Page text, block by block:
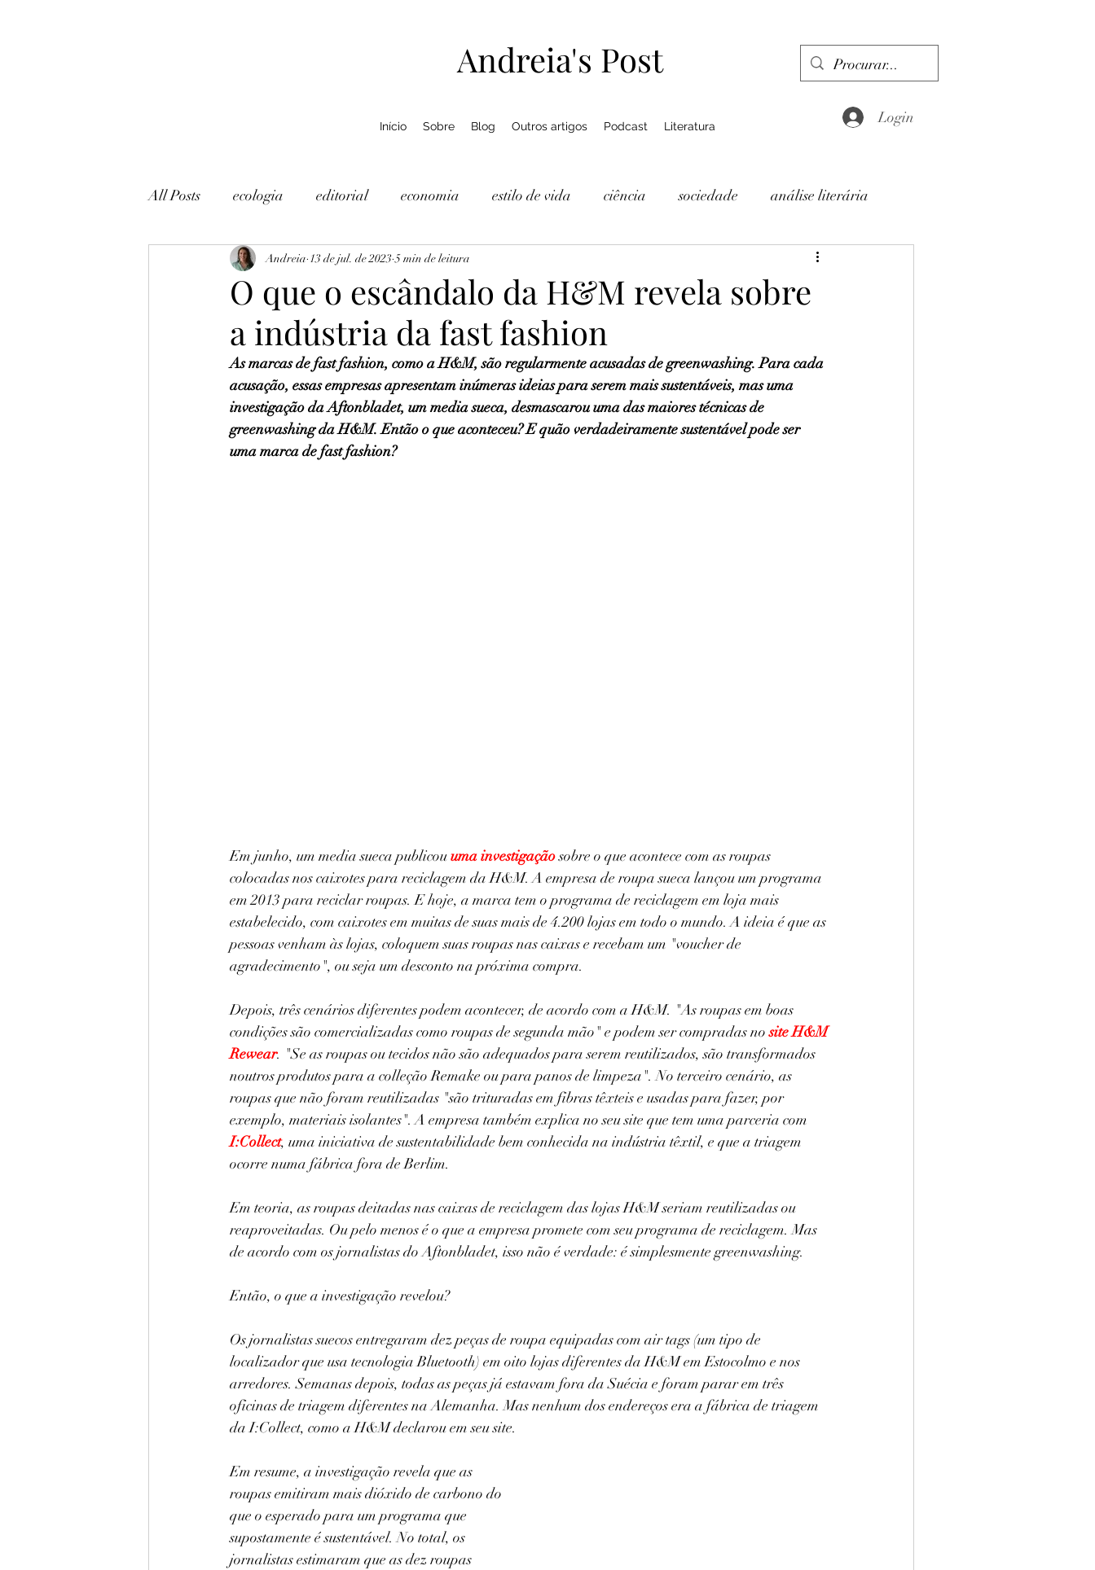
Andreia's Post
Início Sobre Blog Outros artigos Podcast Literatura
Login
All Posts ecologia editorial economia estilo de vida ciência sociedade análise literária
O que o escândalo da H&M revela sobre
a indústria da fast fashion
Andreia 13 de jul. de 2023 5 min de leitura
As marcas de fast fashion, como a H&M, são regularmente acusadas de greenwashing. Para cada
acusação, essas empresas apresentam inúmeras ideias para serem mais sustentáveis, mas uma
investigação da Aftonbladet, um media sueca, desmascarou uma das maiores técnicas de
greenwashing da H&M. Então o que aconteceu? E quão verdadeiramente sustentável pode ser
uma marca de fast fashion?
Em junho, um media sueca publicou uma investigaçãosobre o que acontece com as roupas
colocadas nos caixotes para reciclagem da H&M. A empresa de roupa sueca lançou um programa
em 2013 para reciclar roupas. E hoje, a marca tem o programa de reciclagem em loja mais
estabelecido, com caixotes em muitas de suas mais de 4.200 lojas em todo o mundo. A ideia é que as
pessoas venham às lojas, coloquem suas roupas nas caixas e recebam um "voucher de
agradecimento", ou seja um desconto na próxima compra.
Depois, três cenários diferentes podem acontecer, de acordo com a H&M. "As roupas em boas
condições são comercializadas como roupas de segunda mão" e podem ser compradas no site H&M
Rewear. "Se as roupas ou tecidos não são adequados para serem reutilizados, são transformados
noutros produtos para a colleção Remake ou para panos de limpeza". No terceiro cenário, as
roupas que não foram reutilizadas "são trituradas em fibras têxteis e usadas para fazer, por
exemplo, materiais isolantes". A empresa também explica no seu site que tem uma parceria com
I:Collect, uma iniciativa de sustentabilidade bem conhecida na indústria têxtil, e que a triagem
ocorre numa fábrica fora de Berlim.
Em teoria, as roupas deitadas nas caixas de reciclagem das lojas H&M seriam reutilizadas ou
reaproveitadas. Ou pelo menos é o que a empresa promete com seu programa de reciclagem. Mas
de acordo com os jornalistas do Aftonbladet, isso não é verdade: é simplesmente greenwashing.
Então, o que a investigação revelou?
Os jornalistas suecos entregaram dez peças de roupa equipadas com air tags (um tipo de
localizador que usa tecnologia Bluetooth) em oito lojas diferentes da H&M em Estocolmo e nos
arredores. Semanas depois, todas as peças já estavam fora da Suécia e foram parar em três
oficinas de triagem diferentes na Alemanha. Mas nenhum dos endereços era a fábrica de triagem
da I:Collect, como a H&M declarou em seu site.
Em resume, a investigação revela que as
roupas emitiram mais dióxido de carbono do
que o esperado para um programa que
supostamente é sustentável. No total, os
jornalistas estimaram que as dez roupas